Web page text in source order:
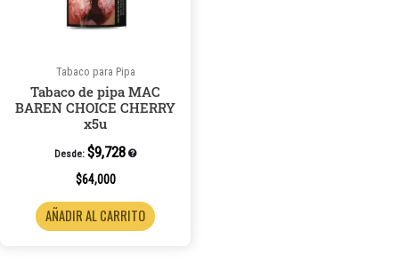
Tabaco para Pipa
Tabaco de pipa MAC
BAREN CHOICE CHERRY
x5u
Desde: $9,728
$64,000
AÑADIR AL CARRITO